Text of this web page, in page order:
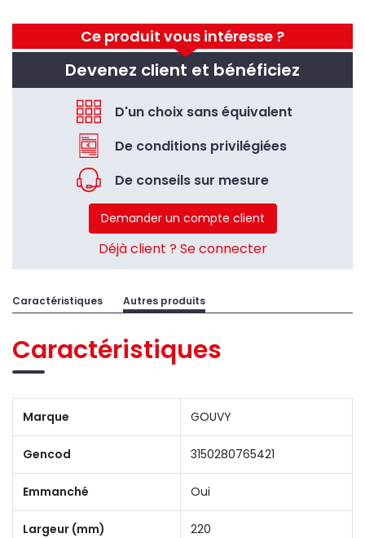
Ce produit vous intéresse ?
Devenez client et bénéficiez
D'un choix sans équivalent
De conditions privilégiées
De conseils sur mesure
Demander un compte client
Déjà client ? Se connecter
Caractéristiques Autres produits
Caractéristiques
Marque GOUVY
Gencod 3150280765421
Emmanché Oui
Largeur (mm) 220